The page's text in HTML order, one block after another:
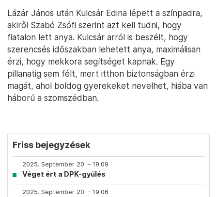
Lázár János után Kulcsár Edina lépett a színpadra,
akiről Szabó Zsófi szerint azt kell tudni, hogy
fiatalon lett anya. Kulcsár arról is beszélt, hogy
szerencsés időszakban lehetett anya, maximálisan
érzi, hogy mekkora segítséget kapnak. Egy
pillanatig sem félt, mert itthon biztonságban érzi
magát, ahol boldog gyerekeket nevelhet, hiába van
háború a szomszédban.
Friss bejegyzések
2025. September 20. – 19:09
Véget ért a DPK-gyűlés
2025. September 20. – 19:06